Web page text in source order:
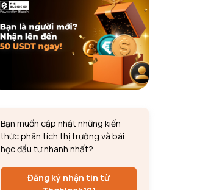
Bạn muốn cập nhật những kiến
thức phân tích thị trường và bài
học đầu tư nhanh nhất?
Đăng ký nhận tin từ